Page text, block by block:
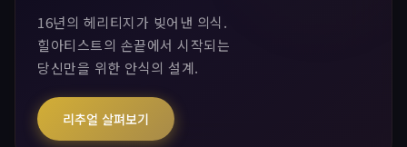
16년의 헤리티지가 빚어낸 의식.
힐아티스트의 손끝에서 시작되는
당신만을 위한 안식의 설계.
리추얼 살펴보기